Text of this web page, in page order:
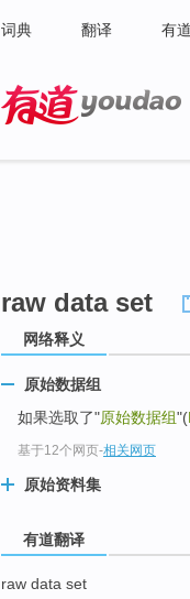
词典 翻译 有
raw data set
网络释义
原始数据组
如果选取了"原始数据组"(
基于12个网页-相关网页
原始资料集
有道翻译
raw data set